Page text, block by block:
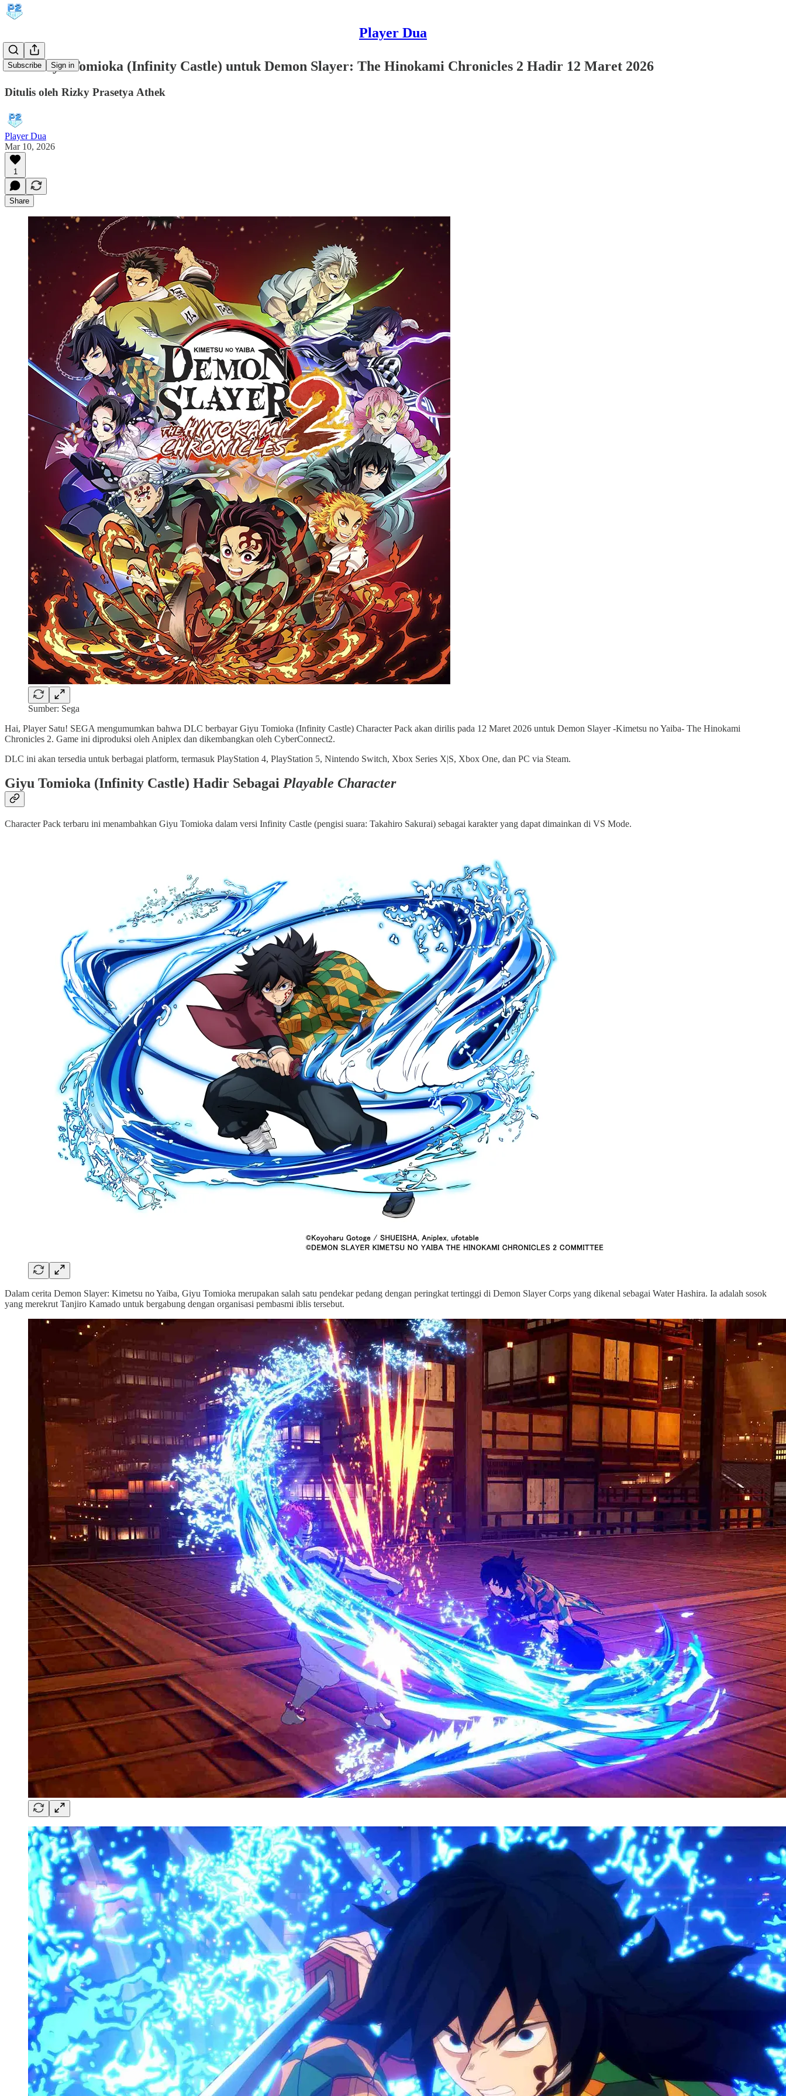
Player Dua
Subscribe Sign in
DLC Giyu Tomioka (Infinity Castle) untuk Demon Slayer: The Hinokami Chronicles 2 Hadir 12 Maret 2026
Ditulis oleh Rizky Prasetya Athek
Player Dua
Mar 10, 2026
1
Share
Sumber: Sega
Hai, Player Satu! SEGA mengumumkan bahwa DLC berbayar Giyu Tomioka (Infinity Castle) Character Pack akan dirilis pada 12 Maret 2026 untuk Demon Slayer -Kimetsu no Yaiba- The Hinokami
Chronicles 2. Game ini diproduksi oleh Aniplex dan dikembangkan oleh CyberConnect2.
DLC ini akan tersedia untuk berbagai platform, termasuk PlayStation 4, PlayStation 5, Nintendo Switch, Xbox Series X|S, Xbox One, dan PC via Steam.
Giyu Tomioka (Infinity Castle) Hadir Sebagai Playable Character
Character Pack terbaru ini menambahkan Giyu Tomioka dalam versi Infinity Castle (pengisi suara: Takahiro Sakurai) sebagai karakter yang dapat dimainkan di VS Mode.
Dalam cerita Demon Slayer: Kimetsu no Yaiba, Giyu Tomioka merupakan salah satu pendekar pedang dengan peringkat tertinggi di Demon Slayer Corps yang dikenal sebagai Water Hashira. Ia adalah sosok
yang merekrut Tanjiro Kamado untuk bergabung dengan organisasi pembasmi iblis tersebut.